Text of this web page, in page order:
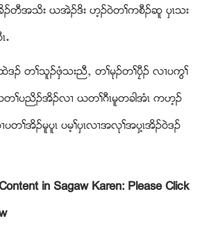
ခိဥတီအသိး ဎအဲဥဒိး ဟ့ဥ၀ဲတႈကစီဥဆူ ပွၚသး
ဒဥ တႈသူဥဖွံသးညီယ တႈမုဥတႈပေီဥ လ႕ပကြႈ
တႈပညိဥအိဥလ႕ ဎတႈဂီၚမူတခါအံၚ ကဟ့ဥ
ႈအိဥမူပူၚ ပမ့ႈပွၚလ႕အလုႈအပွ႔ၚအိဥ၀ဲဒဥ
in Sagaw Karen: Please Click